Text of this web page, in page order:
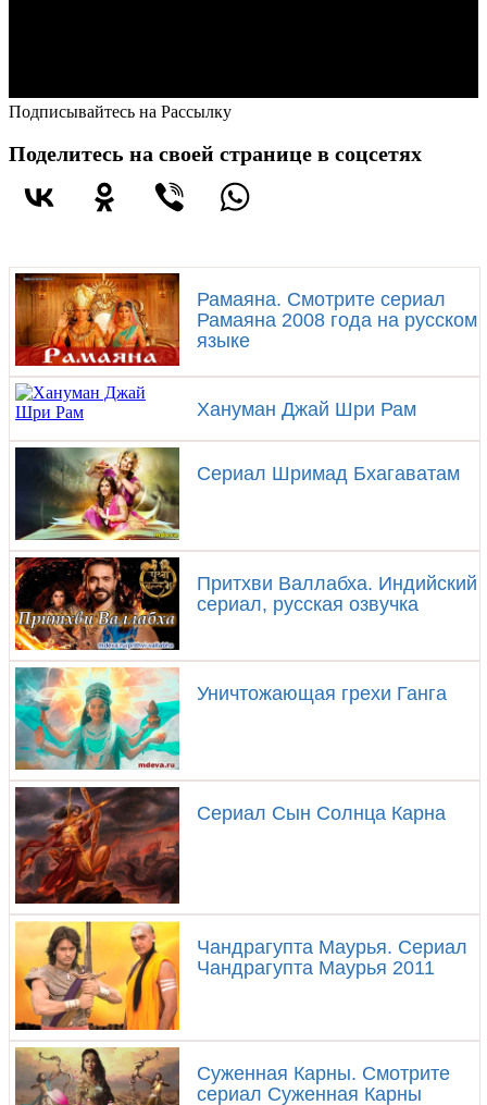
Подписывайтесь на Рассылку
Поделитесь на своей странице в соцсетях
Рамаяна. Смотрите сериал
Рамаяна 2008 года на русском
языке
Хануман Джай Шри Рам
Сериал Шримад Бхагаватам
Притхви Валлабха. Индийский
сериал, русская озвучка
Уничтожающая грехи Ганга
Сериал Сын Солнца Карна
Чандрагупта Маурья. Сериал
Чандрагупта Маурья 2011
Суженная Карны. Смотрите
сериал Суженная Карны